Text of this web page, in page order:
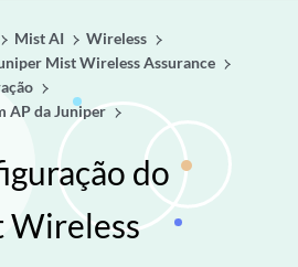
Mist AI
Wireless
Mist Wireless Assurance
AP da Juniper
do
Wireless